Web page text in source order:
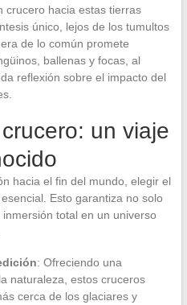
crucero hacia estas tierras
único, lejos de los tumultos
de lo común promete
ballenas y focas, al
reflexión sobre el impacto del
un viaje
hacia el fin del mundo, elegir el
Esto garantiza no solo
total en un universo
: Ofreciendo una
naturaleza, estos cruceros
cerca de los glaciares y